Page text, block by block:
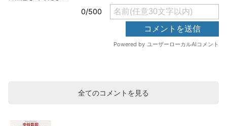
全てのコメントを見る